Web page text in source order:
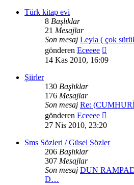
Türk kitap evi
8 Başlıklar
21 Mesajlar
Son mesaj Leyla ( çok
gönderen Eceeee
mesajı
14 Kas 2010, 16:09
Şiirler
130 Başlıklar
176 Mesajlar
Son mesaj Re:
gönderen Eceeee
mesajı
27 Nis 2010, 23:20
Sms Sözleri / Güsel Sözler
206 Başlıklar
307 Mesajlar
Son mesaj DUN
D…